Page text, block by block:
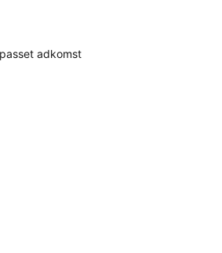
adkomst